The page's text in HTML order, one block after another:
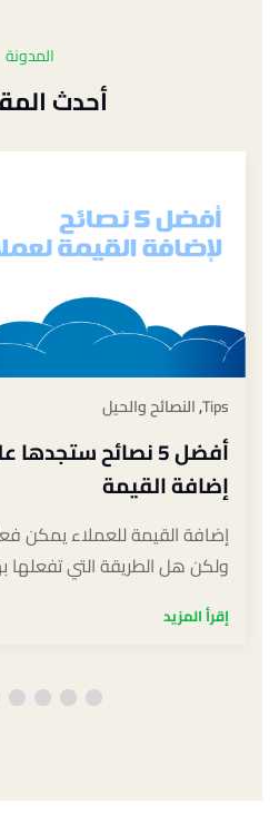
المدونة
أحدث
Marketing
,التسويق
7 ممارسات تسويقية
الصمود في 2021
دائماً تكون الاستمرارية أصعب
فالمحافظة على القمة أصعب
إقرأ المزيد